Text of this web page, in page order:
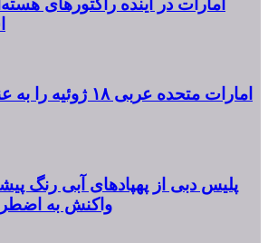
امارات در آینده رآکتورهای
امارات متحده عربی
پلیس دبی از پهپادهای آبی رنگ
واکنش به